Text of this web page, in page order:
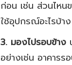
ก่อน เช่น ส่วนไหน
ใช้อุปกรณ์อะไรบ้า
3. มองไปรอบข้าง
อย่างเช่น อาคาร